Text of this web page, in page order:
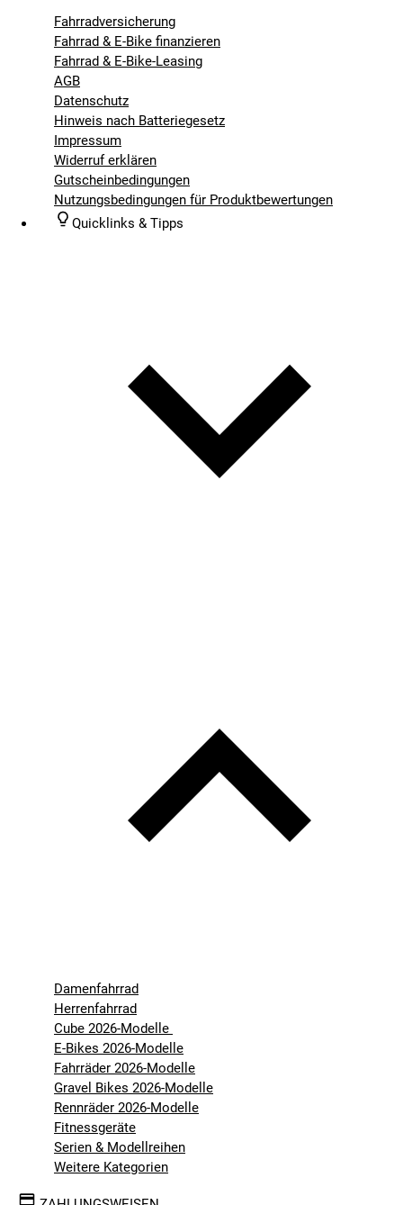
Fahrradversicherung
Fahrrad & E-Bike finanzieren
Fahrrad & E-Bike-Leasing
AGB
Datenschutz
Hinweis nach Batteriegesetz
Impressum
Widerruf erklären
Gutscheinbedingungen
Nutzungsbedingungen für Produktbewertungen
Quicklinks & Tipps
Damenfahrrad
Herrenfahrrad
Cube 2026-Modelle
E-Bikes 2026-Modelle
Fahrräder 2026-Modelle
Gravel Bikes 2026-Modelle
Rennräder 2026-Modelle
Fitnessgeräte
Serien & Modellreihen
Weitere Kategorien